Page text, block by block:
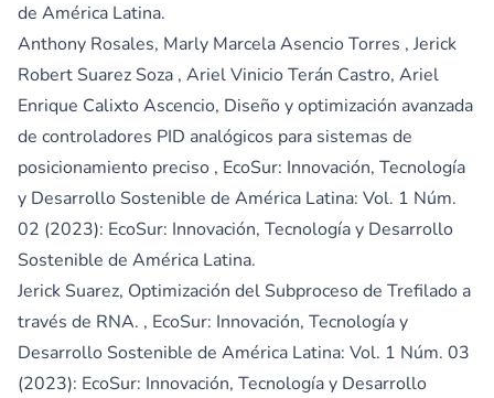
de América Latina.
Anthony Rosales, Marly Marcela Asencio Torres , Jerick
Robert Suarez Soza , Ariel Vinicio Terán Castro, Ariel
Enrique Calixto Ascencio, Diseño y optimización avanzada
de controladores PID analógicos para sistemas de
posicionamiento preciso , EcoSur: Innovación, Tecnología
y Desarrollo Sostenible de América Latina: Vol. 1 Núm.
02 (2023): EcoSur: Innovación, Tecnología y Desarrollo
Sostenible de América Latina.
Jerick Suarez, Optimización del Subproceso de Trefilado a
través de RNA. , EcoSur: Innovación, Tecnología y
Desarrollo Sostenible de América Latina: Vol. 1 Núm. 03
(2023): EcoSur: Innovación, Tecnología y Desarrollo